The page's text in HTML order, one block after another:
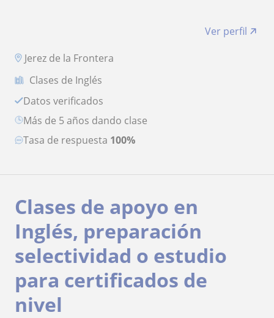
Ver perfil
Jerez de la Frontera
Clases de Inglés
Datos verificados
más de 5 años dando clase
Tasa de respuesta 100%
Clases de apoyo en
Inglés, preparación
selectividad o estudio
para certificados de
nivel